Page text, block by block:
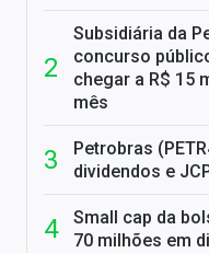
Subsidiária da
concurso
chegar a R$ 15
mês
Petrobras
dividendos e
Small cap da
70 milhões em